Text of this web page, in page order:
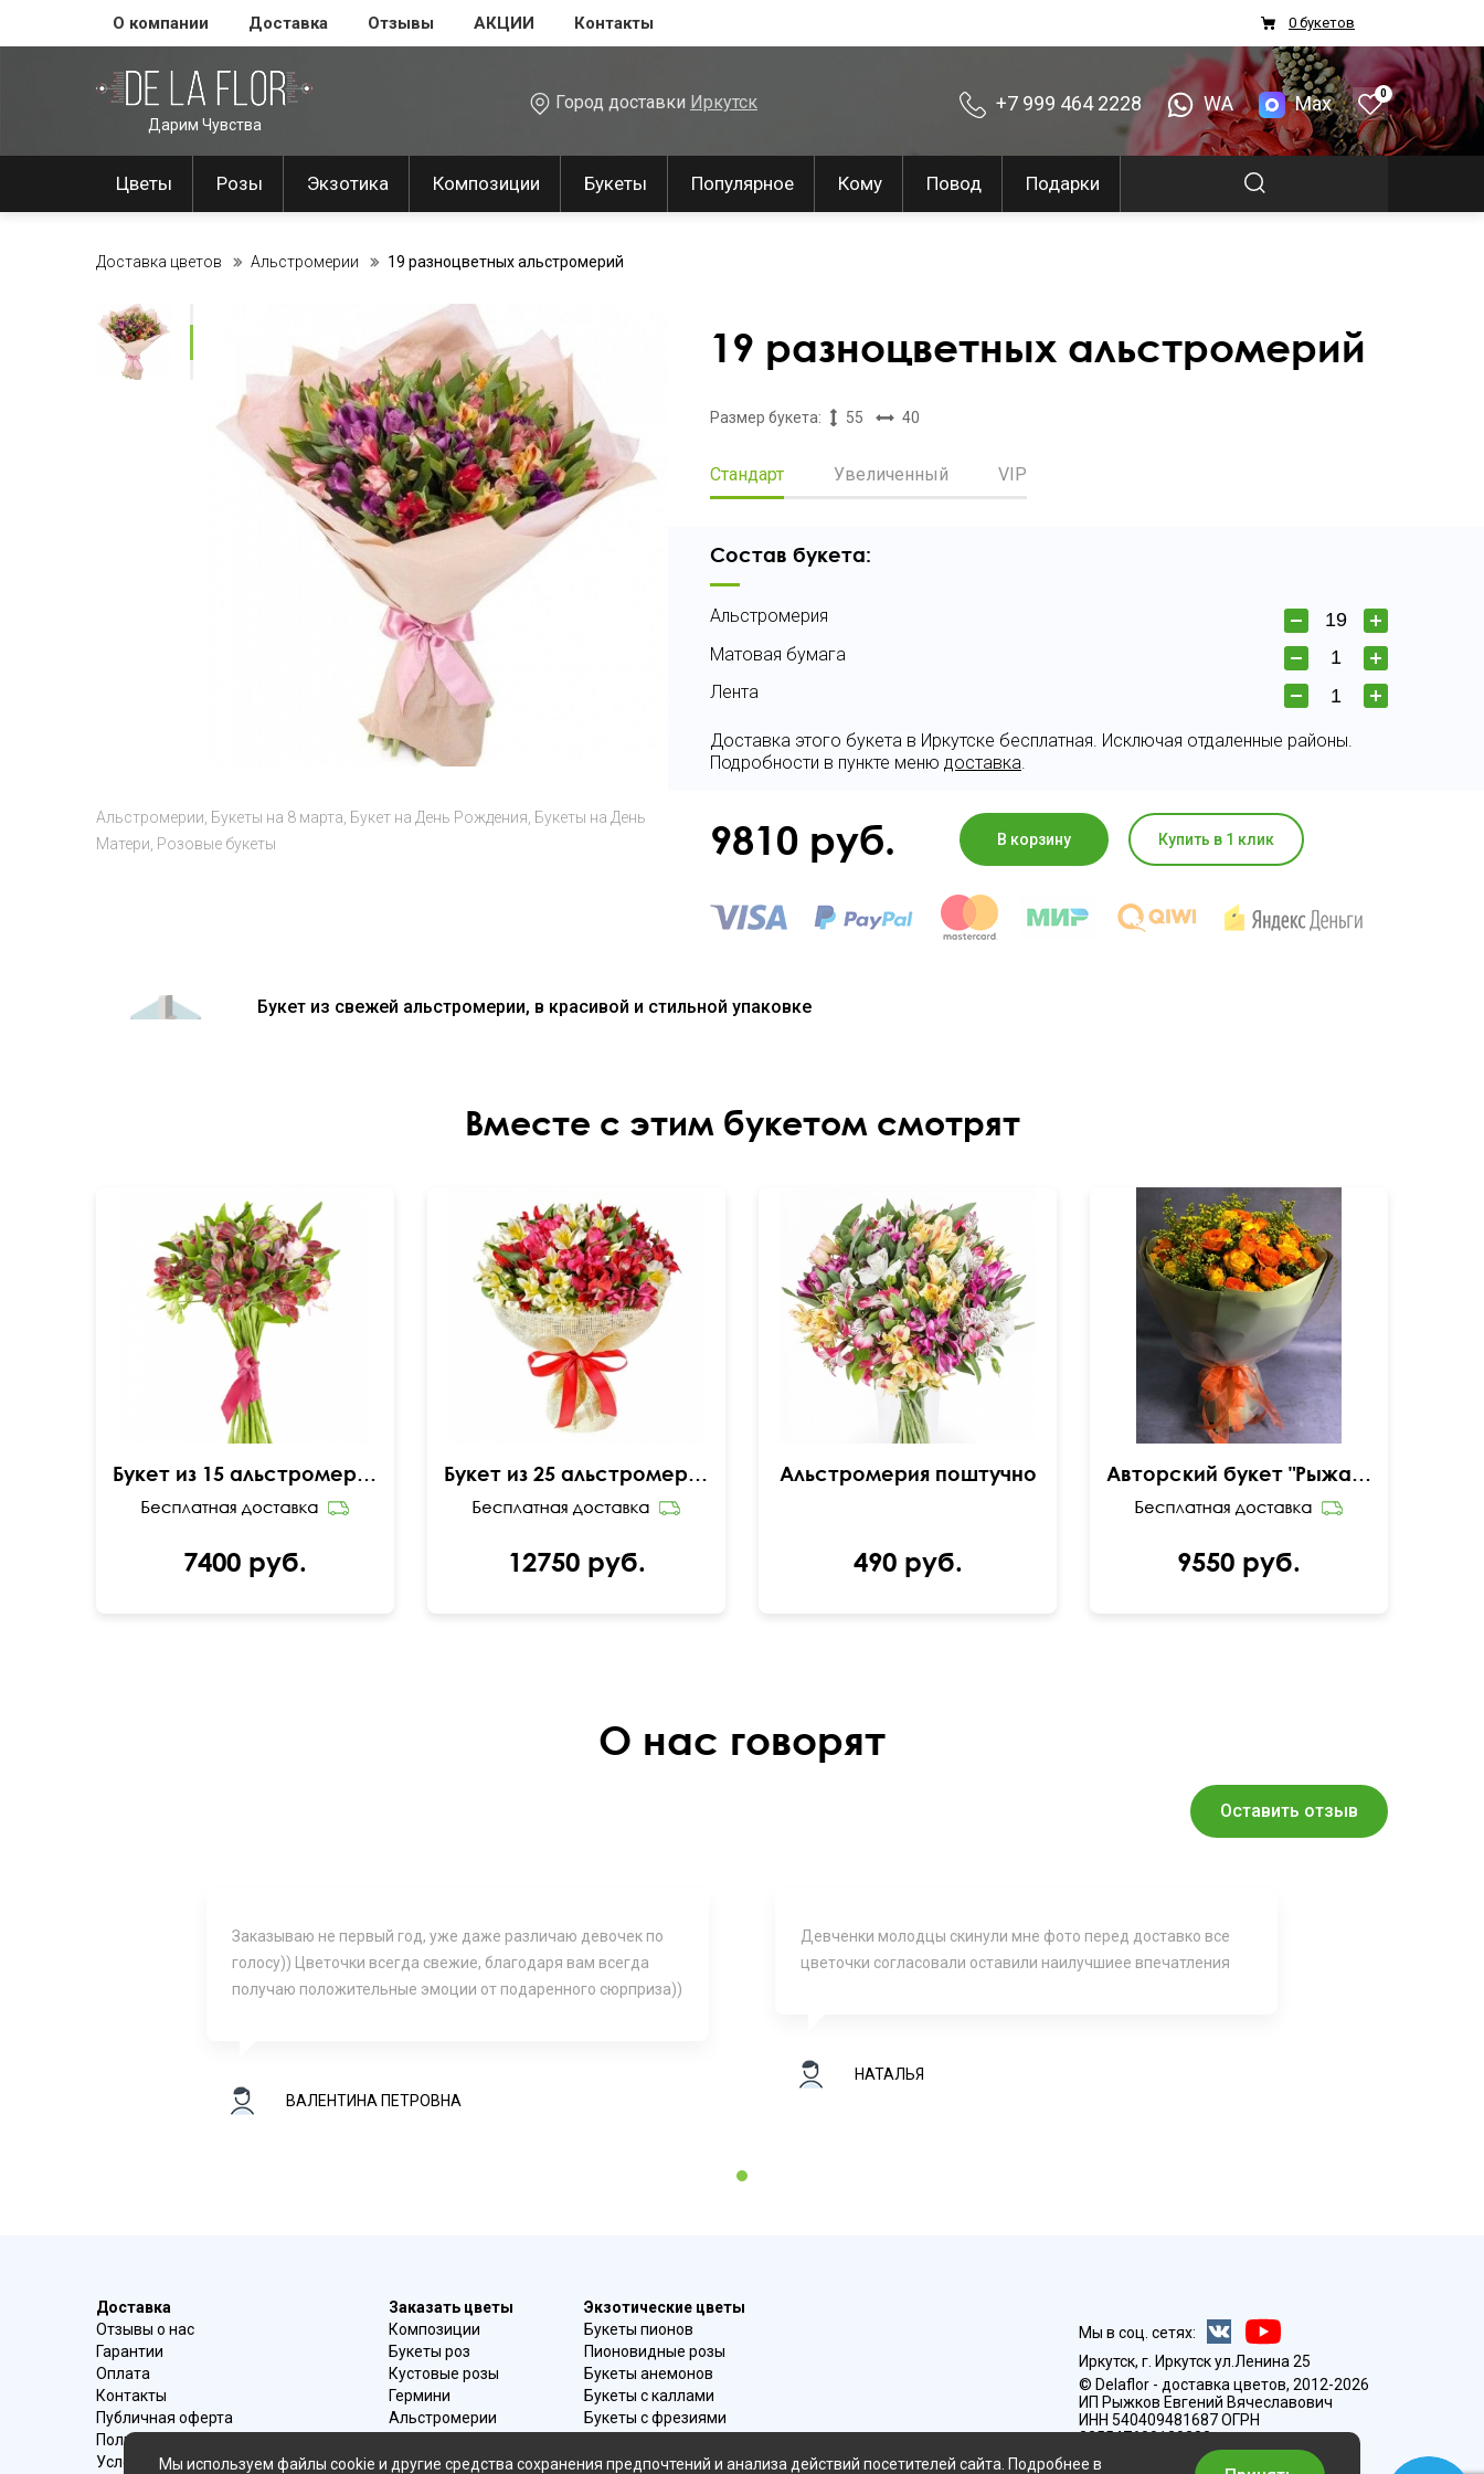
О компании Доставка Отзывы АКЦИИ Контакты 0 букетов
Дарим Чувства
Город доставки Иркутск +7 999 464 2228 WA Max 0
Цветы Розы Экзотика Композиции Букеты Популярное Кому Повод Подарки
Доставка цветов Альстромерии 19 разноцветных альстромерий
Альстромерии Букеты на 8 марта Букет на День Рождения Букеты на День
Матери Розовые букеты
19 разноцветных альстромерий
Размер букета: 55 40
Стандарт Увеличенный VIP
Состав букета:
Альстромерия
Матовая бумага
Лента
Доставка этого букета в Иркутске бесплатная. Исключая отдаленные районы.
Подробности в пункте меню доставка.
9810 руб. В корзину Купить в 1 клик
Букет из свежей альстромерии, в красивой и стильной упаковке
Вместе с этим букетом смотрят
Букет из 15 альстромерий микс
7400 руб.
Букет из 25 альстромерий
12750 руб.
Альстромерия поштучно
490 руб.
Авторский букет "Рыжая бестия"
9550 руб.
О нас говорят
Оставить отзыв
Заказываю не первый год, уже даже различаю девочек по
голосу)) Цветочки всегда свежие, благодаря вам всегда
получаю положительные эмоции от подаренного сюрприза))
ВАЛЕНТИНА ПЕТРОВНА
Девченки молодцы скинули мне фото перед доставко все
цветочки согласовали оставили наилучшиее впечатления
НАТАЛЬЯ
Доставка
Отзывы о нас
Гарантии
Оплата
Контакты
Публичная оферта
Политика конфиденциальности
Условия возврата
Заказать цветы
Композиции
Букеты роз
Кустовые розы
Гермини
Альстромерии
Букеты с эустомой
Экзотические цветы
Букеты пионов
Пионовидные розы
Букеты анемонов
Букеты с каллами
Букеты с фрезиями
Лаванда
Мы в соц. сетях:
Иркутск, г. Иркутск ул.Ленина 25
© Delaflor - доставка цветов, 2012-2026
ИП Рыжков Евгений Вячеславович
ИНН 540409481687 ОГРН
325547600130383
Мы используем файлы cookie и другие средства сохранения предпочтений и анализа действий посетителей сайта. Подробнее в